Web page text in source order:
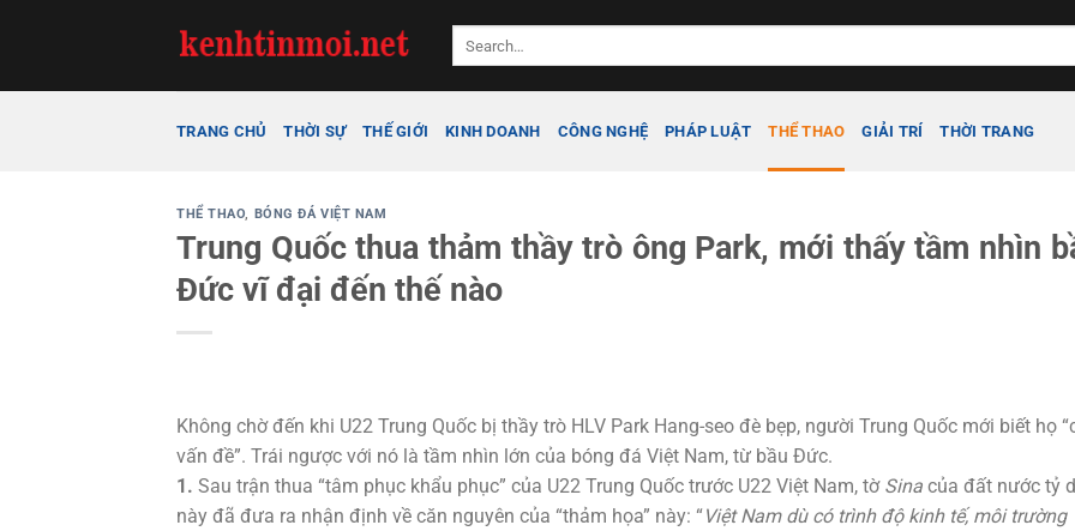
TRANG CHỦ THỜI SỰ THẾ GIỚI KINH DOANH CÔNG NGHỆ PHÁP LUẬT THỂ THAO GIẢI TRÍ THỜI TRANG
THỂ THAO, BÓNG ĐÁ VIỆT NAM
Trung Quốc thua thảm thầy trò ông Park, mới thấy tầm nhìn
Đức vĩ đại đến thế nào
Không chờ đến khi U22 Trung Quốc bị thầy trò HLV Park Hang-seo đè bẹp, người Trung Quốc mới biết họ
vấn đề”. Trái ngược với nó là tầm nhìn lớn của bóng đá Việt Nam, từ bầu Đức.
1. Sau trận thua “tâm phục khẩu phục” của U22 Trung Quốc trước U22 Việt Nam, tờ Sina của đất nước tỷ
này đã đưa ra nhận định về căn nguyên của “thảm họa” này: “Việt Nam dù có trình độ kinh tế, môi trường